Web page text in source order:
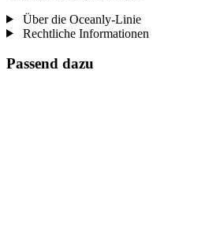
Über die Oceanly-Linie
Rechtliche Informationen
Passend dazu